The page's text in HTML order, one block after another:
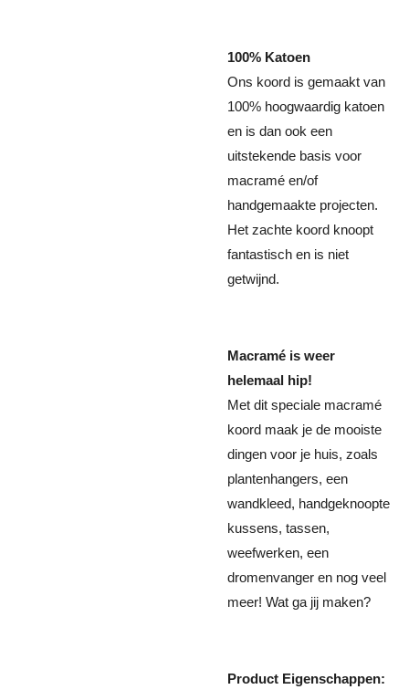
100% Katoen
Ons koord is gemaakt van
100% hoogwaardig katoen
en is dan ook een
uitstekende basis voor
macramé en/of
handgemaakte projecten.
Het zachte koord knoopt
fantastisch en is niet
getwijnd.
Macramé is weer
helemaal hip!
Met dit speciale macramé
koord maak je de mooiste
dingen voor je huis, zoals
plantenhangers, een
wandkleed, handgeknoopte
kussens, tassen,
weefwerken, een
dromenvanger en nog veel
meer! Wat ga jij maken?
Product Eigenschappen: